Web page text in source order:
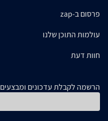
פרסום ב-zap
עולמות התוכן שלנו
חוות דעת
הרשמה לקבלת עדכונים ומבצעים